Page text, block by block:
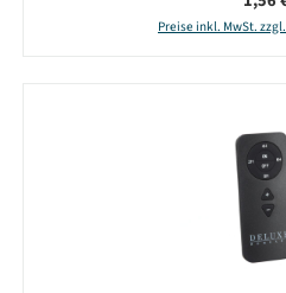
Preise inkl. MwSt.